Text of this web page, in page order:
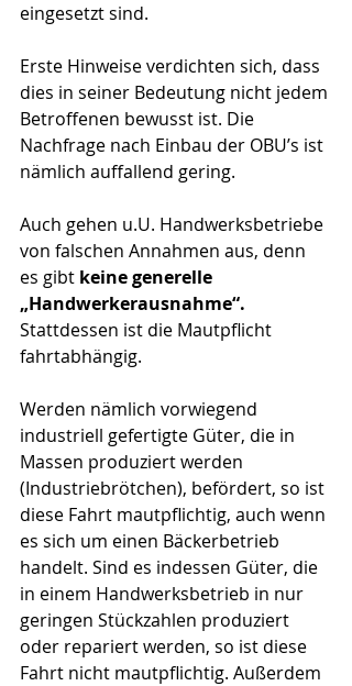
eingesetzt sind.
Erste Hinweise verdichten sich, dass
dies in seiner Bedeutung nicht jedem
Betroffenen bewusst ist. Die
Nachfrage nach Einbau der OBU’s ist
nämlich auffallend gering.
Auch gehen u.U. Handwerksbetriebe
von falschen Annahmen aus, denn
es gibt keine generelle
„Handwerkerausnahme“.
Stattdessen ist die Mautpflicht
fahrtabhängig.
Werden nämlich vorwiegend
industriell gefertigte Güter, die in
Massen produziert werden
(Industriebrötchen), befördert, so ist
diese Fahrt mautpflichtig, auch wenn
es sich um einen Bäckerbetrieb
handelt. Sind es indessen Güter, die
in einem Handwerksbetrieb in nur
geringen Stückzahlen produziert
oder repariert werden, so ist diese
Fahrt nicht mautpflichtig. Außerdem